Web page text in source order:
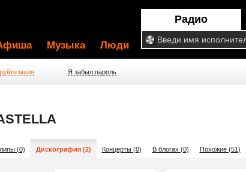
Радио
Музыка Люди
меня Я забыл пароль
(0) Дискография (2) Концерты (0) В блогах (0) Похожие (51)